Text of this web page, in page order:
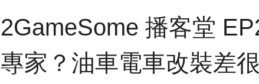
2GameSome 播客堂
專家？油車電車改裝差